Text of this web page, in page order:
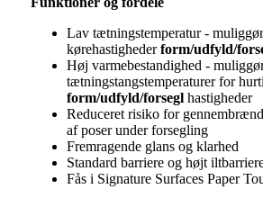
Lav tætningstemperatur -
kørehastighederform/udfyld/
Høj varmebestandighed -
tætningstangstemperaturer for
form/udfyld/forsegl hastigheder
Reduceret risiko for
af poser under forsegling
Fremragende glans og klarhed
Standard barriere og højt
Fås i Signature Surfaces Paper